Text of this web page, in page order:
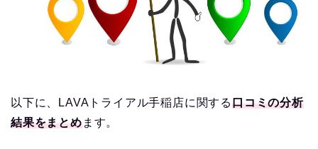
以下に、LAVAトライアル手稲店に関する口コミの分析
結果をまとめます。